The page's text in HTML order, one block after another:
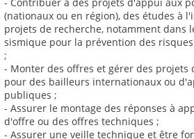
- Contribuer à des projets d'appui aux
(nationaux ou en région), des études à
projets de recherche, notamment dans
sismique pour la prévention des
;
- Monter des offres et gérer des projets
pour des bailleurs internationaux ou
publiques ;
- Assurer le montage des réponses à
d'offre ou des offres techniques ;
- Assurer une veille technique et être